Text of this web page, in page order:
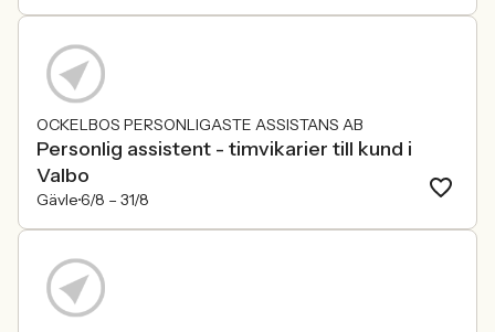
OCKELBOS PERSONLIGASTE ASSISTANS AB
Personlig assistent - timvikarier till kund i
Valbo
Gävle6/8 – 31/8